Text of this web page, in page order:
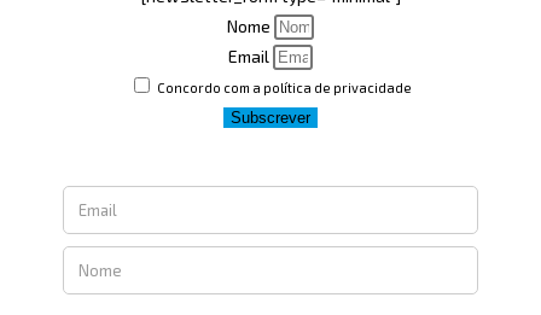
Nome
Email
Concordo com a política de privacidade
Subscrever